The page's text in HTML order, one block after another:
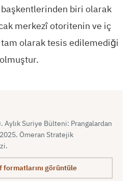
biri olarak
merkezî otoritenin ve iç
olarak tesis edilemediği
Aylık Suriye Bülteni: Prangalardan
Ömeran Stratejik
formatlarını görüntüle